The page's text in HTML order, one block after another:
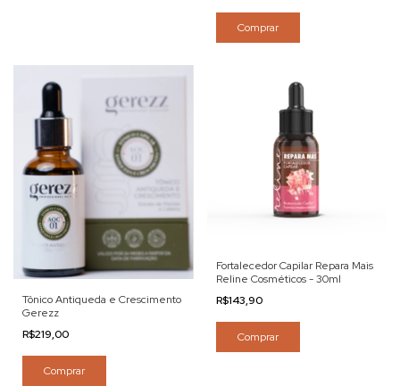
Comprar
Tônico Antiqueda e Crescimento
Gerezz
R$219,00
Comprar
Fortalecedor Capilar Repara Mais
Reline Cosméticos - 30ml
R$143,90
Comprar